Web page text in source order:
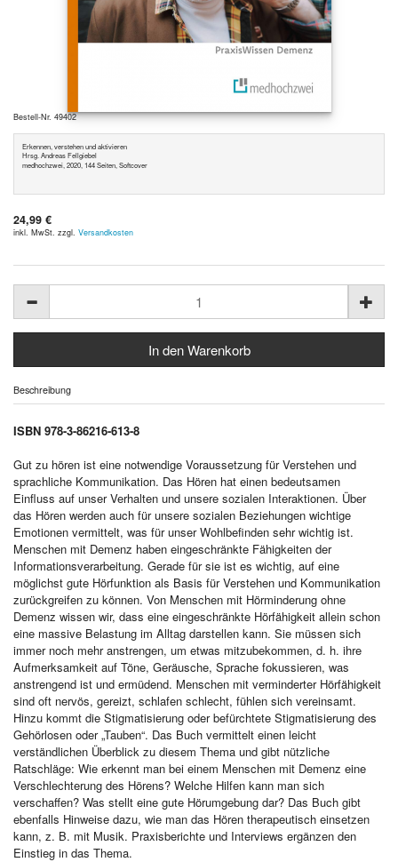
Bestell-Nr. 49402
Erkennen, verstehen und aktivieren
Hrsg. Andreas Fellgiebel
medhochzwei, 2020, 144 Seiten, Softcover
24,99 €
inkl. MwSt. zzgl. Versandkosten
Beschreibung
ISBN 978-3-86216-613-8
Gut zu hören ist eine notwendige Voraussetzung für Verstehen und
sprachliche Kommunikation. Das Hören hat einen bedeutsamen
Einfluss auf unser Verhalten und unsere sozialen Interaktionen. Über
das Hören werden auch für unsere sozialen Beziehungen wichtige
Emotionen vermittelt, was für unser Wohlbefinden sehr wichtig ist.
Menschen mit Demenz haben eingeschränkte Fähigkeiten der
Informationsverarbeitung. Gerade für sie ist es wichtig, auf eine
möglichst gute Hörfunktion als Basis für Verstehen und Kommunikation
zurückgreifen zu können. Von Menschen mit Hörminderung ohne
Demenz wissen wir, dass eine eingeschränkte Hörfähigkeit allein schon
eine massive Belastung im Alltag darstellen kann. Sie müssen sich
immer noch mehr anstrengen, um etwas mitzubekommen, d. h. ihre
Aufmerksamkeit auf Töne, Geräusche, Sprache fokussieren, was
anstrengend ist und ermüdend. Menschen mit verminderter Hörfähigkeit
sind oft nervös, gereizt, schlafen schlecht, fühlen sich vereinsamt.
Hinzu kommt die Stigmatisierung oder befürchtete Stigmatisierung des
Gehörlosen oder „Tauben“. Das Buch vermittelt einen leicht
verständlichen Überblick zu diesem Thema und gibt nützliche
Ratschläge: Wie erkennt man bei einem Menschen mit Demenz eine
Verschlechterung des Hörens? Welche Hilfen kann man sich
verschaffen? Was stellt eine gute Hörumgebung dar? Das Buch gibt
ebenfalls Hinweise dazu, wie man das Hören therapeutisch einsetzen
kann, z. B. mit Musik. Praxisberichte und Interviews ergänzen den
Einstieg in das Thema.